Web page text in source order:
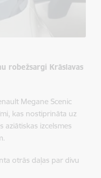
robežsargi Krāslavas
Megane Scenic
kas nostiprināta uz
aziātiskas izcelsmes
otrās daļas par divu